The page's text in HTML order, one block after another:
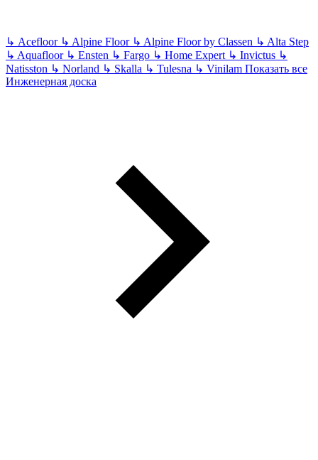
↳ Acefloor ↳ Alpine Floor ↳ Alpine Floor by Classen ↳ Alta Step
↳ Aquafloor ↳ Ensten ↳ Fargo ↳ Home Expert ↳ Invictus ↳
Natisston ↳ Norland ↳ Skalla ↳ Tulesna ↳ Vinilam Показать все
Инженерная доска